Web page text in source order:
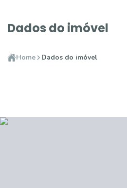
Dados do imóvel
Home Dados do imóvel